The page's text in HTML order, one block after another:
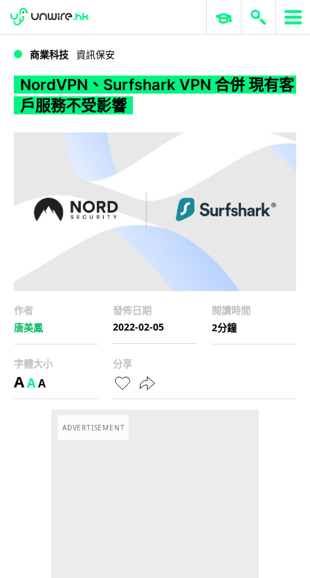
WWDC 2026 ERP 與商業 AI
商業科技 資訊保安
NordVPN、Surfshark VPN 合併 現有客
戶服務不受影響
作者
唐美鳳
發佈日期
2022-02-05
閱讀時間
2分鐘
字體大小
AAA
分享
ADVERTISEMENT